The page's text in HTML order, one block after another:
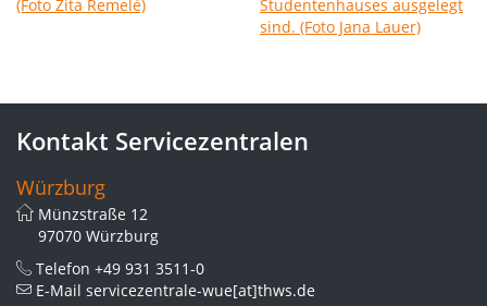
Kontakt Servicezentralen
Würzburg
Münzstraße 12
97070 Würzburg
Telefon +49 931 3511-0
E-Mail servicezentrale-wue[at]thws.de